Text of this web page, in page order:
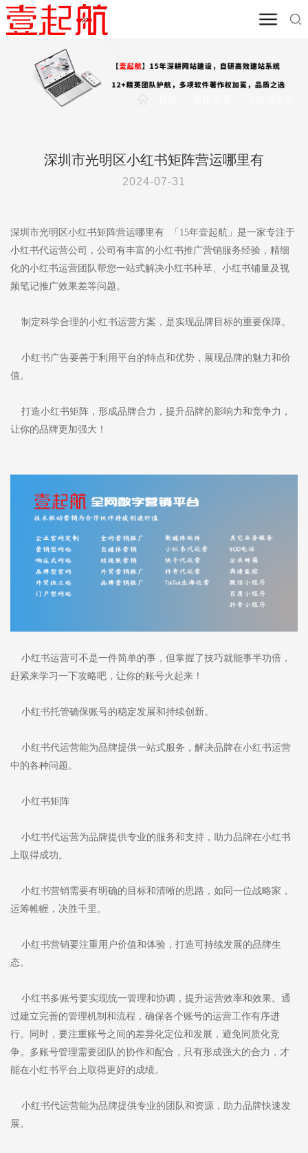
深圳市光明区小红书矩阵营运哪里有
2024-07-31
深圳市光明区小红书矩阵营运哪里有 「15年壹起航」是一家专注于
小红书代运营公司，公司有丰富的小红书推广营销服务经验，精细
化的小红书运营团队帮您一站式解决小红书种草、小红书铺量及视
频笔记推广效果差等问题。
制定科学合理的小红书运营方案，是实现品牌目标的重要保障。
小红书广告要善于利用平台的特点和优势，展现品牌的魅力和价
值。
打造小红书矩阵，形成品牌合力，提升品牌的影响力和竞争力，
让你的品牌更加强大！
小红书运营可不是一件简单的事，但掌握了技巧就能事半功倍，
赶紧来学习一下攻略吧，让你的账号火起来！
小红书托管确保账号的稳定发展和持续创新。
小红书代运营能为品牌提供一站式服务，解决品牌在小红书运营
中的各种问题。
小红书矩阵
小红书代运营为品牌提供专业的服务和支持，助力品牌在小红书
上取得成功。
小红书营销需要有明确的目标和清晰的思路，如同一位战略家，
运筹帷幄，决胜千里。
小红书营销要注重用户价值和体验，打造可持续发展的品牌生
态。
小红书多账号要实现统一管理和协调，提升运营效率和效果。通
过建立完善的管理机制和流程，确保各个账号的运营工作有序进
行。同时，要注重账号之间的差异化定位和发展，避免同质化竞
争。多账号管理需要团队的协作和配合，只有形成强大的合力，才
能在小红书平台上取得更好的成绩。
小红书代运营能为品牌提供专业的团队和资源，助力品牌快速发
展。